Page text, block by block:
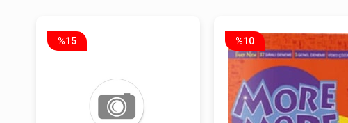
%15 %10